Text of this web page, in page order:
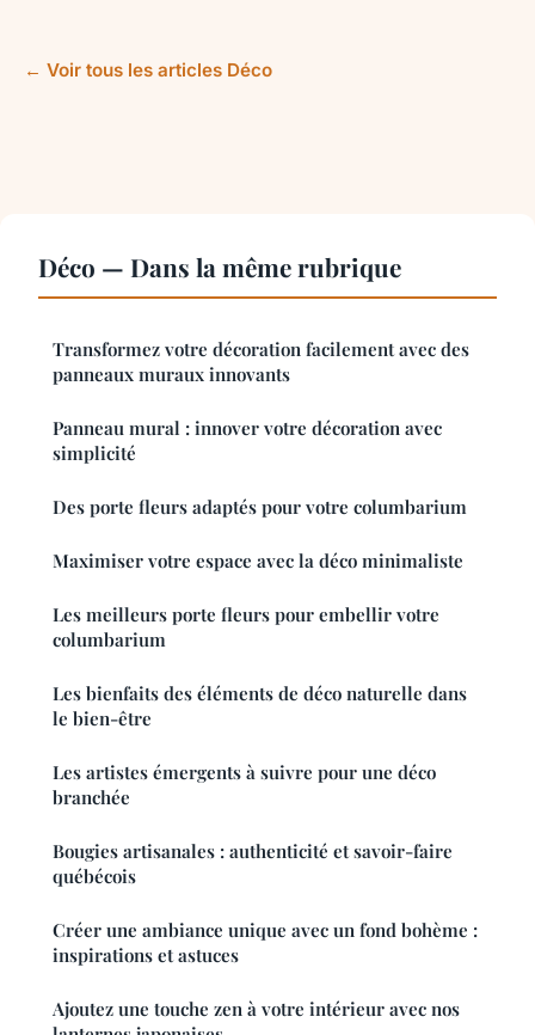
← Voir tous les articles Déco
Déco — Dans la même rubrique
Transformez votre décoration facilement avec des
panneaux muraux innovants
Panneau mural : innover votre décoration avec
simplicité
Des porte fleurs adaptés pour votre columbarium
Maximiser votre espace avec la déco minimaliste
Les meilleurs porte fleurs pour embellir votre
columbarium
Les bienfaits des éléments de déco naturelle dans
le bien-être
Les artistes émergents à suivre pour une déco
branchée
Bougies artisanales : authenticité et savoir-faire
québécois
Créer une ambiance unique avec un fond bohème :
inspirations et astuces
Ajoutez une touche zen à votre intérieur avec nos